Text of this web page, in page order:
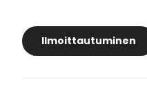
Ilmoittautuminen